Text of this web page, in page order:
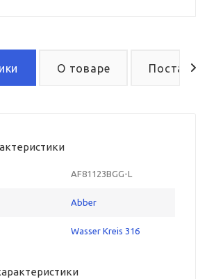
О товаре Поставка
AF81123BGG-L
Abber
Wasser Kreis 316